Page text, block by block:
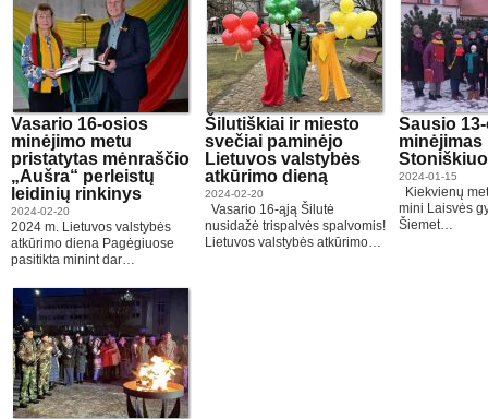
Vasario 16-osios
minėjimo metu
pristatytas mėnraščio
„Aušra“ perleistų
leidinių rinkinys
2024-02-20
2024 m. Lietuvos valstybės
atkūrimo diena Pagėgiuose
pasitikta minint dar…
Šilutiškiai ir miesto
svečiai paminėjo
Lietuvos valstybės
atkūrimo dieną
2024-02-20
Vasario 16-ąją Šilutė
nusidažė trispalvės spalvomis!
Lietuvos valstybės atkūrimo…
Sausio
minėjimas
2024-01-15
Kiekvienų
mini Laisvės
Šiemet…